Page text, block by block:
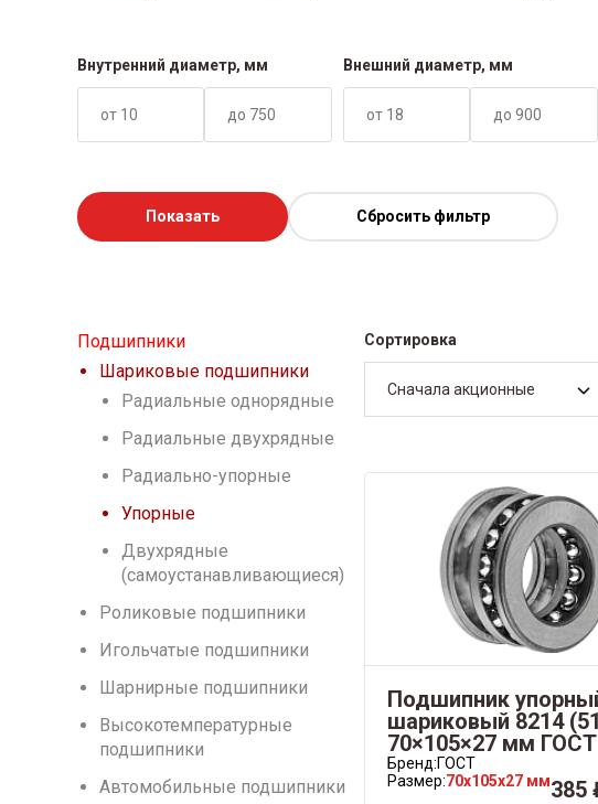
Внутренний диаметр, мм Внешний диаметр, мм
Показать Сбросить фильтр
Подшипники
Шариковые подшипники
Радиальные однорядные
Радиальные двухрядные
Радиально-упорные
Упорные
Двухрядные
(самоустанавливающиеся)
Роликовые подшипники
Игольчатые подшипники
Шарнирные подшипники
Высокотемпературные
подшипники
Автомобильные подшипники
Сортировка
Сначала акционные
Подшипник
шариковый 8214
70×105×27 мм ГОСТ
Бренд:ГОСТ
Размер:70x105x27 мм385